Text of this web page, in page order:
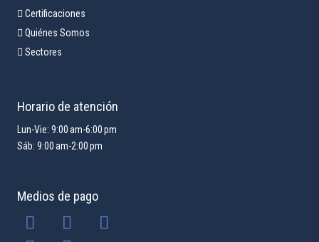
Certificaciones
Quiénes Somos
Sectores
Horario de atención
Lun-Vie: 9:00 am-6:00 pm
Sáb: 9:00 am-2:00 pm
Medios de pago